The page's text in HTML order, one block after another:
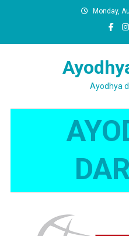
Monday,
Ayodhya